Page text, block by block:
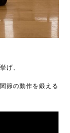
げ、
節の動作を鍛える